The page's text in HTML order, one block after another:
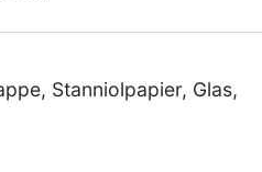
Stanniolpapier, Glas,